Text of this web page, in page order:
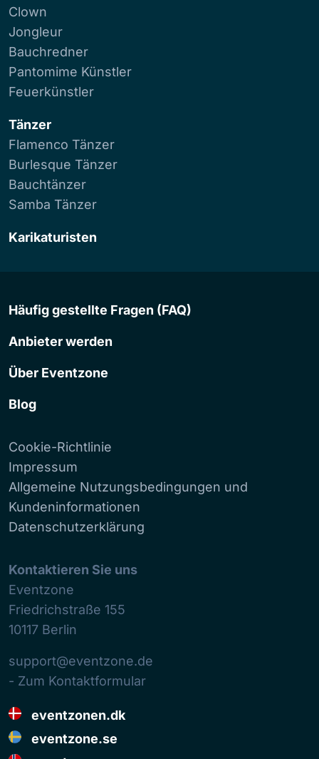
Clown
Jongleur
Bauchredner
Pantomime Künstler
Feuerkünstler
Tänzer
Flamenco Tänzer
Burlesque Tänzer
Bauchtänzer
Samba Tänzer
Karikaturisten
Häufig gestellte Fragen (FAQ)
Anbieter werden
Über Eventzone
Blog
Cookie-Richtlinie
Impressum
Allgemeine Nutzungsbedingungen und
Kundeninformationen
Datenschutzerklärung
Kontaktieren Sie uns
Eventzone
Friedrichstraße 155
10117 Berlin
support@eventzone.de
- Zum Kontaktformular
eventzonen.dk
eventzone.se